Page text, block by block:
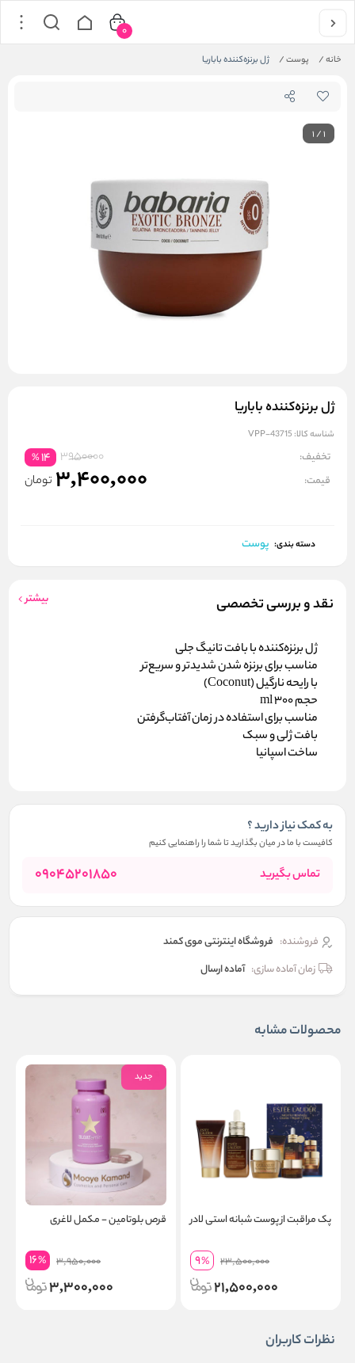
خانه/ پوست/ ژل برنزه‌کننده باباریا
0
1/1
ژل برنزه‌کننده باباریا
شناسه کالا: VPP-43715
تخفیف: 3950000
14
%
قیمت: 3,400,000 تومان
دسته بندی: پوست
نقد و بررسی تخصصی بیشتر
ژل برنزه‌کننده با بافتتانیگ جلی
مناسب برایبرنزه شدن شدیدتر و سریع‌تر
با رایحهنارگیل (Coconut)
حجم300 ml
مناسب برای استفاده در زمان آفتاب‌گرفتن
بافت ژلی و سبک
ساخت اسپانیا
به کمک نیاز دارید ؟
کافیست با ما در میان بگذارید تا شما را راهنمایی کنیم
تماس بگیرید 09045201850
فروشنده: فروشگاه اینترنتی موی کمند
زمان آماده سازی: آماده ارسال
محصولات مشابه
پک مراقبت از پوست شبانه استی لادر
23,500,000
9%
21,500,000
جدید
قرص بلوتامین - مکمل لاغری
3,950,000
16%
3,300,000
نظرات کاربران